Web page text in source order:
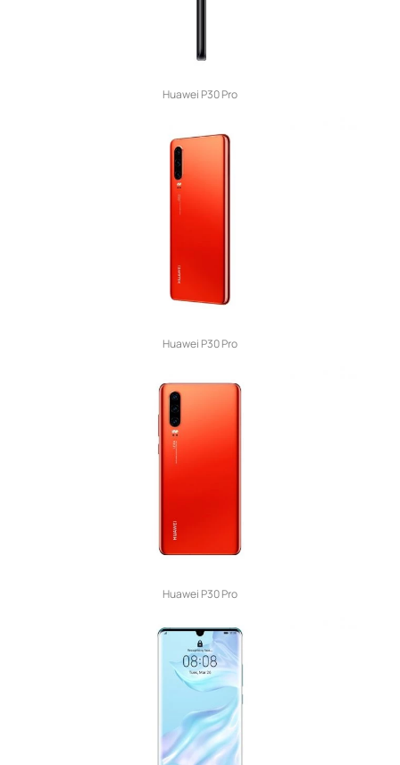
Huawei P30 Pro
Huawei P30 Pro
Huawei P30 Pro